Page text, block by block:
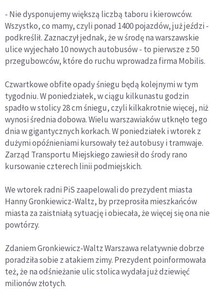
- Nie dysponujemy większą liczbą taboru i kierowców.
Wszystko, co mamy, czyli ponad 1400 pojazdów, już jeździ -
podkreślił. Zaznaczył jednak, że w środę na warszawskie
ulice wyjechało 10 nowych autobusów - to pierwsze z 50
przegubowców, które do ruchu wprowadza firma Mobilis.
Czwartkowe obfite opady śniegu będą kolejnymi w tym
tygodniu. W poniedziałek, w ciągu kilkunastu godzin
spadło w stolicy 28 cm śniegu, czyli kilkakrotnie więcej, niż
wynosi średnia dobowa. Wielu warszawiaków utknęło tego
dnia w gigantycznych korkach. W poniedziałek i wtorek z
dużymi opóźnieniami kursowały też autobusy i tramwaje.
Zarząd Transportu Miejskiego zawiesił do środy rano
kursowanie czterech linii podmiejskich.
We wtorek radni PiS zaapelowali do prezydent miasta
Hanny Gronkiewicz-Waltz, by przeprosiła mieszkańców
miasta za zaistniałą sytuację i obiecała, że więcej się ona nie
powtórzy.
Zdaniem Gronkiewicz-Waltz Warszawa relatywnie dobrze
poradziła sobie z atakiem zimy. Prezydent poinformowała
też, że na odśnieżanie ulic stolica wydała już dziewięć
milionów złotych.